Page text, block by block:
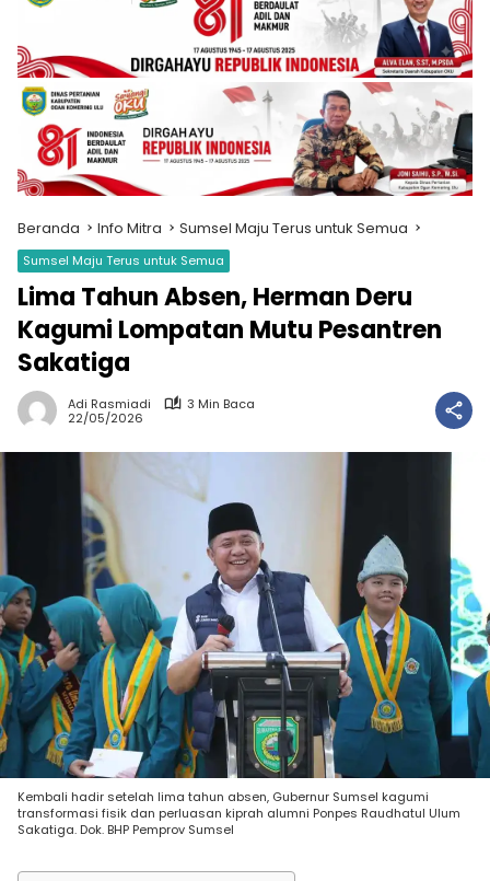
Beranda Info Mitra Sumsel Maju Terus untuk Semua
Sumsel Maju Terus untuk Semua
Lima Tahun Absen, Herman Deru
Kagumi Lompatan Mutu Pesantren
Sakatiga
Adi Rasmiadi
3 Min Baca
22/05/2026
Kembali hadir setelah lima tahun absen, Gubernur Sumsel kagumi
transformasi fisik dan perluasan kiprah alumni Ponpes Raudhatul Ulum
Sakatiga. Dok. BHP Pemprov Sumsel